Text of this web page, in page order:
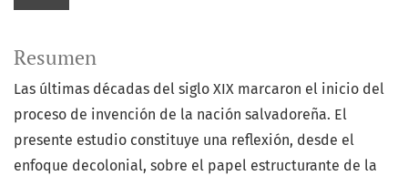
Resumen
Las últimas décadas del siglo XIX marcaron el inicio del
proceso de invención de la nación salvadoreña. El
presente estudio constituye una reflexión, desde el
enfoque decolonial, sobre el papel estructurante de la